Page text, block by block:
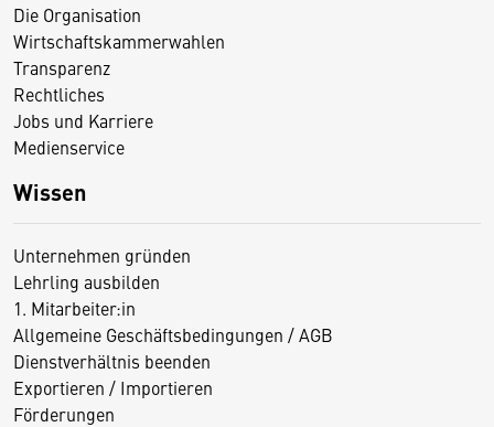
Die Organisation
Wirtschaftskammerwahlen
Transparenz
Rechtliches
Jobs und Karriere
Medienservice
Wissen
Unternehmen gründen
Lehrling ausbilden
1. Mitarbeiter:in
Allgemeine Geschäftsbedingungen / AGB
Dienstverhältnis beenden
Exportieren / Importieren
Förderungen